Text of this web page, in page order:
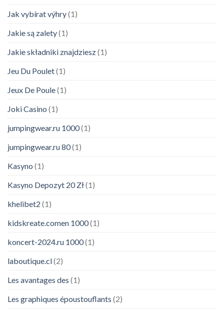
Jak vybírat výhry(1)
Jakie są zalety(1)
Jakie składniki znajdziesz(1)
Jeu Du Poulet(1)
Jeux De Poule(1)
Joki Casino (1)
jumpingwear.ru 1000(1)
jumpingwear.ru 80(1)
Kasyno (1)
Kasyno Depozyt 20 Zł(1)
khelibet2 (1)
kidskreate.comen 1000(1)
koncert-2024.ru 1000(1)
laboutique.cl(2)
Les avantages des (1)
Les graphiques époustouflants (2)